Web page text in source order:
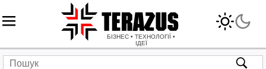
БІЗНЕС • ТЕХНОЛОГІЇ •
ІДЕЇ